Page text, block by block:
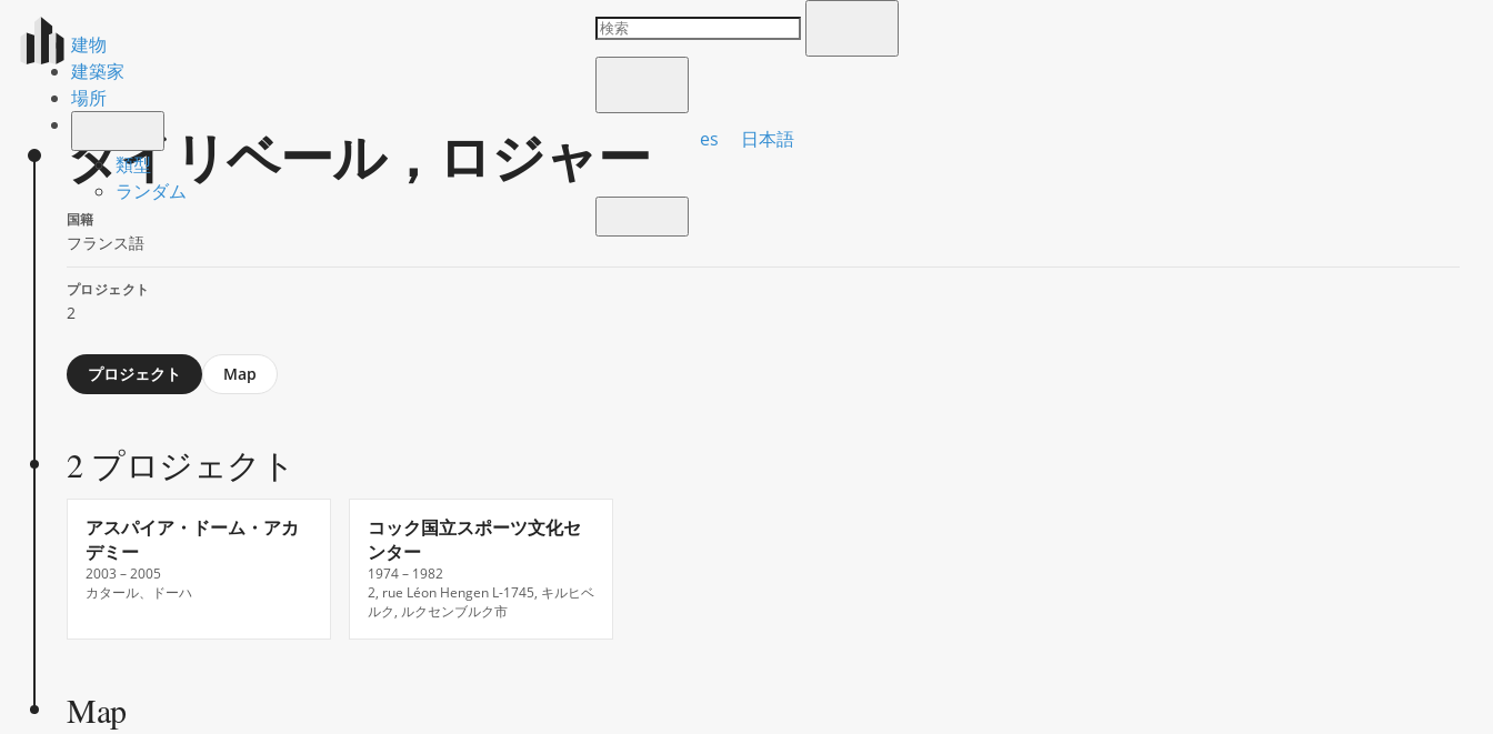
建物
建築家
場所
類型
ランダム
es 日本語
タイリベール，ロジャー
国籍
フランス語
プロジェクト
2
Jump
to
プロジェクト Map
2 プロジェクト
アスパイア・ドーム・アカ
デミー
2003 – 2005
カタール、ドーハ
コック国立スポーツ文化セ
ンター
1974 – 1982
2, rue Léon Hengen L-1745, キルヒベ
ルク, ルクセンブルク市
Map